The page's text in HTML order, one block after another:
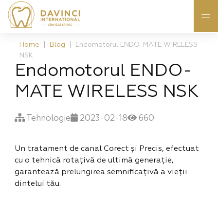
Home Blog
Endomotorul ENDO-MATE WIRELESS
NSK
Endomotorul ENDO-
MATE WIRELESS NSK
Tehnologie 2023-02-18 660
Un tratament de canal Corect și Precis, efectuat
cu o tehnică rotațivă de ultimă generație,
garantează prelungirea semnificațivă a vieții
dintelui tău.